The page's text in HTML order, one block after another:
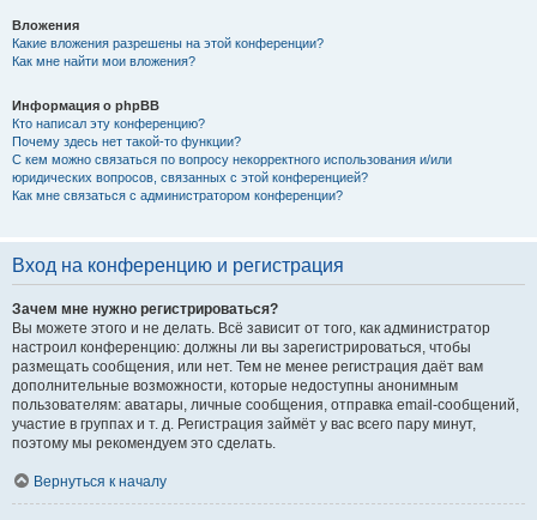
Вложения
Какие вложения разрешены на этой конференции?
Как мне найти мои вложения?
Информация о phpBB
Кто написал эту конференцию?
Почему здесь нет такой-то функции?
С кем можно связаться по вопросу некорректного использования и/или
юридических вопросов, связанных с этой конференцией?
Как мне связаться с администратором конференции?
Вход на конференцию и регистрация
Зачем мне нужно регистрироваться?
Вы можете этого и не делать. Всё зависит от того, как администратор
настроил конференцию: должны ли вы зарегистрироваться, чтобы
размещать сообщения, или нет. Тем не менее регистрация даёт вам
дополнительные возможности, которые недоступны анонимным
пользователям: аватары, личные сообщения, отправка email-сообщений,
участие в группах и т. д. Регистрация займёт у вас всего пару минут,
поэтому мы рекомендуем это сделать.
Вернуться к началу